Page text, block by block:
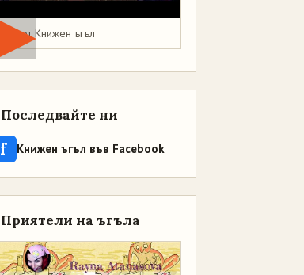
Мая от Книжен ъгъл
Последвайте ни
f Книжен ъгъл във Facebook
Приятели на ъгъла